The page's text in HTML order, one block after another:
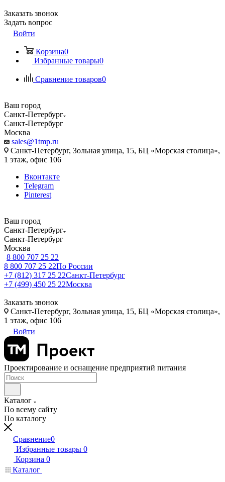
Заказать звонок
Задать вопрос
Войти
Корзина0
Избранные товары0
Сравнение товаров0
Ваш город
Санкт-Петербург
Санкт-Петербург
Москва
sales@1tmp.ru
Санкт-Петербург, Зольная улица, 15, БЦ «Морская столица»,
1 этаж, офис 106
Вконтакте
Telegram
Pinterest
Ваш город
Санкт-Петербург
Санкт-Петербург
Москва
8 800 707 25 22
8 800 707 25 22По России
+7 (812) 317 25 22Санкт-Петербург
+7 (499) 450 25 22Москва
Заказать звонок
Санкт-Петербург, Зольная улица, 15, БЦ «Морская столица»,
1 этаж, офис 106
Войти
Проектирование и оснащение предприятий питания
Каталог
По всему сайту
По каталогу
Сравнение0
Избранные товары 0
Корзина 0
Каталог